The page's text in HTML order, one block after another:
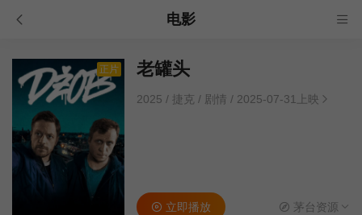
电影
正片 老罐头
2025 / 捷克 / 剧情 / 2025-07-31上映
立即播放 茅台资源